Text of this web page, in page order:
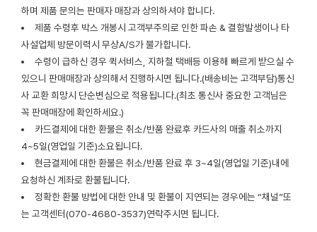
하며 제품 문의는 판매자 매장과 상의하셔야 합니다.
제품 수령후 박스 개봉시 고객부주의로 인한 파손 & 결함발생이나 타
사설업체 방문이력시 무상A/S가 불가합니다.
수령이 급하신 경우 퀵서비스, 지하철 택배등 이용해 빠르게 받으실 수
있으니 판매매장과 상의해서 진행하시면 됩니다.(배송비는 고객부담)통신
사 교환 희망시 단순변심으로 적용됩니다.(최초 통신사 중요한 고객님은
꼭 판매매장에 확인하세요.)
카드결제에 대한 환불은 취소/반품 완료후 카드사의 매출 취소까지
4~5일(영업일 기준)소요됩니다.
현금결제에 대한 환불은 취소/반품 완료 후 3~4일(영업일 기준)내에
요청하신 계좌로 환불됩니다.
정확한 환불 방법에 대한 안내 및 환불이 지연되는 경우에는 “채널”또
는 고객센터(070-4680-3537)연락주시면 됩니다.